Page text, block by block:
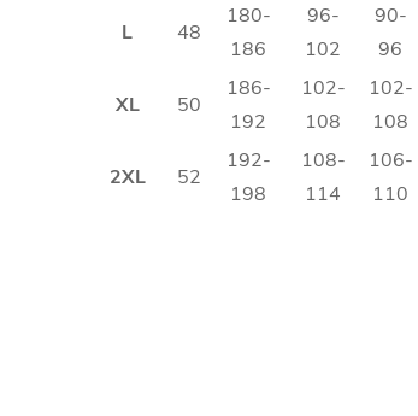
L 48
180-
186
96-
102
90-
96
XL 50
186-
192
102-
108
102-
108
2XL 52
192-
198
108-
114
106-
110